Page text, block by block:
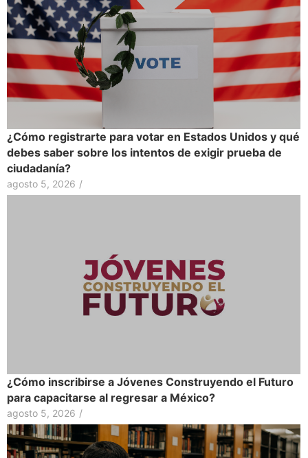
¿Cómo registrarte para votar en Estados Unidos y qué
debes saber sobre los intentos de exigir prueba de
ciudadanía?
agosto 5, 2026 /
¿Cómo inscribirse a Jóvenes Construyendo el Futuro
para capacitarse al regresar a México?
agosto 5, 2026 /